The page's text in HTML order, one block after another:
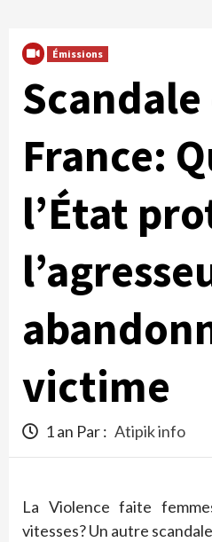
Émissions
Scandale
France:
l’État
victime
1 an Par : Atipik info
La Violence faite
vitesses? Un autre